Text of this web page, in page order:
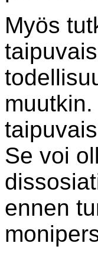
Myös
Se voi
ennen